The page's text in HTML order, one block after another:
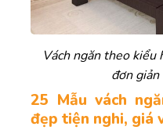
Vách ngăn theo kiểu
đơn
25 Mẫu vách
đẹp tiện nghi, giá